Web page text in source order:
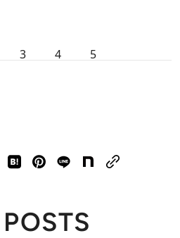
3 4 5